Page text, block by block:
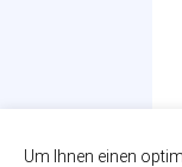
Um Ihnen einen